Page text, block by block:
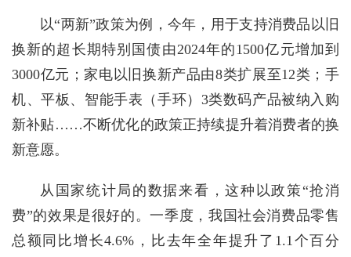
以“两新”政策为例，今年，用于支持消费品以旧
换新的超长期特别国债由2024年的1500亿元增加到
3000亿元；家电以旧换新产品由8类扩展至12类；手
机、平板、智能手表（手环）3类数码产品被纳入购
新补贴……不断优化的政策正持续提升着消费者的换
新意愿。
从国家统计局的数据来看，这种以政策“抢消
费”的效果是很好的。一季度，我国社会消费品零售
总额同比增长4.6%，比去年全年提升了1.1个百分